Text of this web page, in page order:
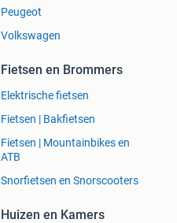
Peugeot
Volkswagen
Fietsen en Brommers
Elektrische fietsen
Fietsen | Bakfietsen
Fietsen | Mountainbikes en
ATB
Snorfietsen en Snorscooters
Huizen en Kamers